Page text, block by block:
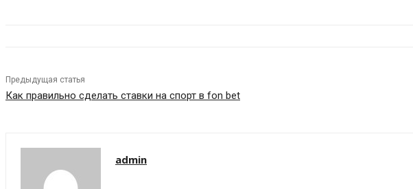
Предыдущая статья
Как правильно сделать ставки на спорт в fon bet
admin